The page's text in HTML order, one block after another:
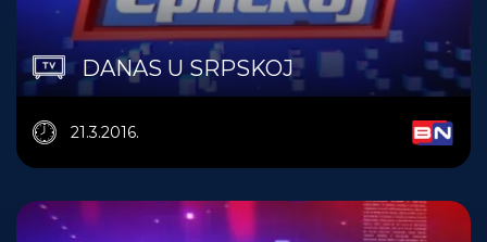
DANAS U SRPSKOJ
21.3.2016.